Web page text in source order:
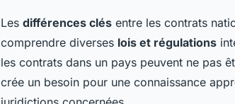
Les différences clés entre les contrats
comprendre diverses lois et régulations
les contrats dans un pays peuvent ne pas
crée un besoin pour une connaissance